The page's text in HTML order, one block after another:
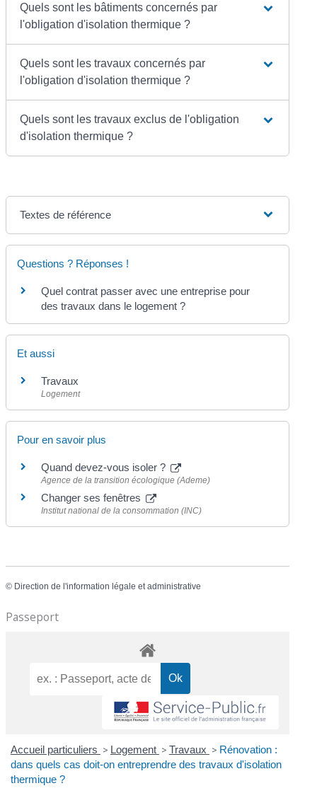
Quels sont les bâtiments concernés par
l'obligation d'isolation thermique ?
Quels sont les travaux concernés par
l'obligation d'isolation thermique ?
Quels sont les travaux exclus de l'obligation
d'isolation thermique ?
Textes de référence
Questions ? Réponses !
Quel contrat passer avec une entreprise pour
des travaux dans le logement ?
Et aussi
Travaux
Logement
Pour en savoir plus
Quand devez-vous isoler ?
Agence de la transition écologique (Ademe)
Changer ses fenêtres
Institut national de la consommation (INC)
© Direction de l'information légale et administrative
Passeport
Accueil particuliers > Logement > Travaux > Rénovation :
dans quels cas doit-on entreprendre des travaux d'isolation
thermique ?